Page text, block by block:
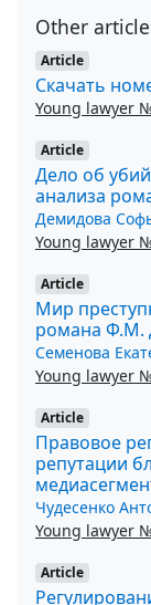
Other
Article
Скачать
Young lawyer
Article
Дело об
анализа
Демидова
Young lawyer
Article
Мир
романа Ф.М.
Семенова
Young lawyer
Article
Правовое
репутации
Чудесенко
Young lawyer
Article